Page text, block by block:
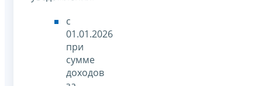
с
01.01.2026
при
сумме
доходов